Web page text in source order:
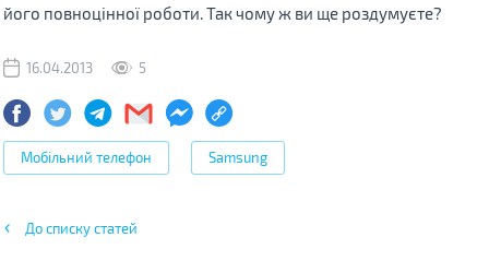
його повноцінної роботи. Так чому ж ви ще роздумуєте?
16.04.2013 5
Мобільний телефон Samsung
До списку статей